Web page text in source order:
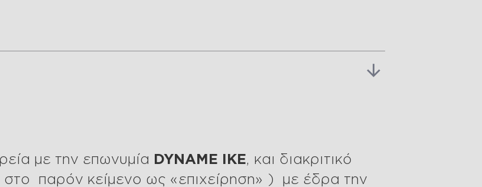
με την επωνυμία DYNAME ΙΚΕ , και διακριτικό
παρόν κείμενο ως «επιχείρηση» ) με έδρα την